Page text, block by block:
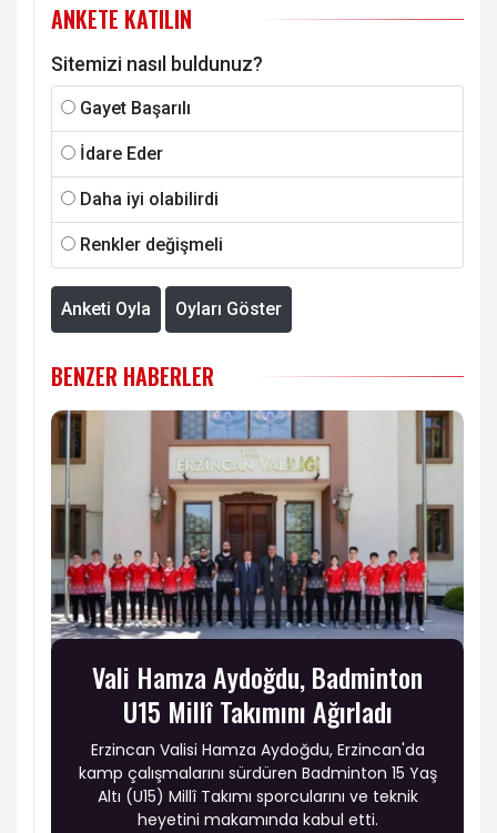
ANKETE KATILIN
Sitemizi nasıl buldunuz?
Gayet Başarılı
İdare Eder
Daha iyi olabilirdi
Renkler değişmeli
Anketi Oyla Oyları Göster
BENZER HABERLER
Vali Hamza Aydoğdu, Badminton
U15 Millî Takımını Ağırladı
Erzincan Valisi Hamza Aydoğdu, Erzincan'da
kamp çalışmalarını sürdüren Badminton 15 Yaş
Altı (U15) Millî Takımı sporcularını ve teknik
heyetini makamında kabul etti.